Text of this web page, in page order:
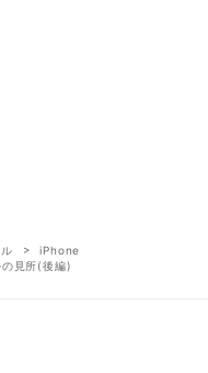
iPhone
見所(後編)